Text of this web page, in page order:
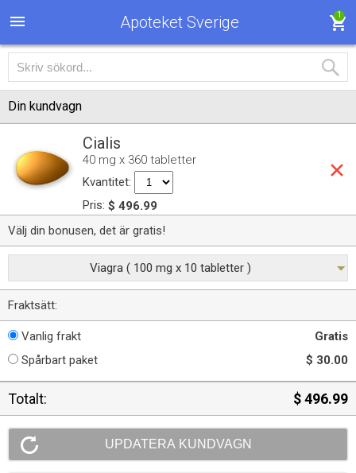
Apoteket Sverige 1
Din kundvagn
Cialis
40 mg x 360 tabletter
Kvantitet:
Pris: $ 496.99
Välj din bonusen, det är gratis!
Viagra ( 100 mg x 10 tabletter )
Fraktsätt:
Vanlig frakt
Gratis
Spårbart paket
$ 30.00
Totalt: $ 496.99